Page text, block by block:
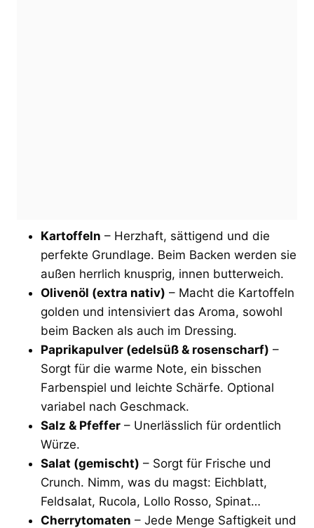
Kartoffeln – Herzhaft, sättigend und die
perfekte Grundlage. Beim Backen werden sie
außen herrlich knusprig, innen butterweich.
Olivenöl (extra nativ) – Macht die Kartoffeln
golden und intensiviert das Aroma, sowohl
beim Backen als auch im Dressing.
Paprikapulver (edelsüß & rosenscharf) –
Sorgt für die warme Note, ein bisschen
Farbenspiel und leichte Schärfe. Optional
variabel nach Geschmack.
Salz & Pfeffer – Unerlässlich für ordentlich
Würze.
Salat (gemischt) – Sorgt für Frische und
Crunch. Nimm, was du magst: Eichblatt,
Feldsalat, Rucola, Lollo Rosso, Spinat…
Cherrytomaten – Jede Menge Saftigkeit und